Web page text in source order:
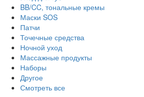
BB/CC, тональные кремы
Маски SOS
Патчи
Точечные средства
Ночной уход
Массажные продукты
Наборы
Другое
Смотреть все